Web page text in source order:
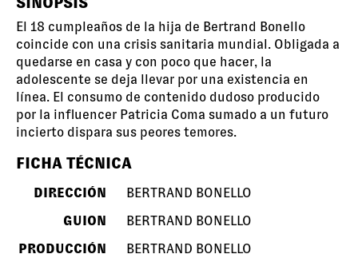
El 18 cumpleaños de la hija de Bertrand Bonello
coincide con una crisis sanitaria mundial. Obligada a
quedarse en casa y con poco que hacer, la
adolescente se deja llevar por una existencia en
línea. El consumo de contenido dudoso producido
por la influencer Patricia Coma sumado a un futuro
incierto dispara sus peores temores.
FICHA TÉCNICA
DIRECCIÓN
BERTRAND BONELLO
GUION
BERTRAND BONELLO
PRODUCCIÓN
BERTRAND BONELLO